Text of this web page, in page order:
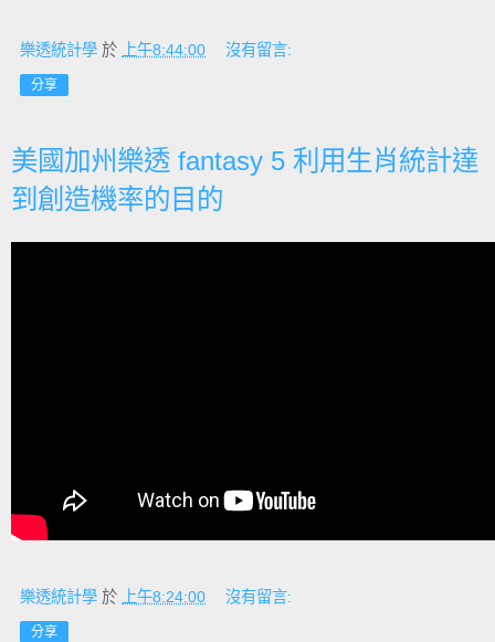
樂透統計學 於 上午8:44:00 沒有留言:
分享
美國加州樂透 fantasy 5 利用生肖統計達
到創造機率的目的
樂透統計學 於 上午8:24:00 沒有留言:
分享